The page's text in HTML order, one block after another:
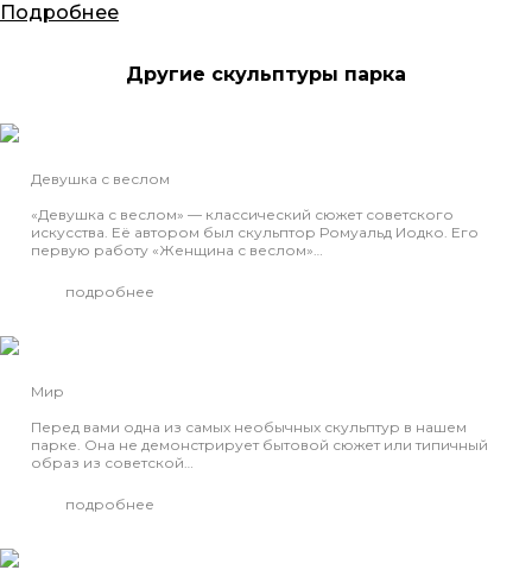
Подробнее
Другие скульптуры парка
Девушка с веслом
«Девушка с веслом» — классический сюжет советского
искусства. Её автором был скульптор Ромуальд Иодко. Его
первую работу «Женщина с веслом»…
подробнее
Мир
Перед вами одна из самых необычных скульптур в нашем
парке. Она не демонстрирует бытовой сюжет или типичный
образ из советской…
подробнее